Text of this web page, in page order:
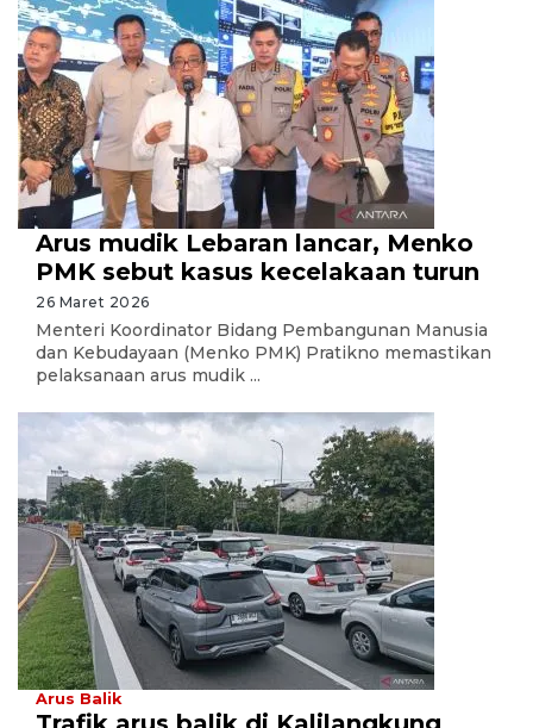
Arus mudik Lebaran lancar, Menko
PMK sebut kasus kecelakaan turun
26 Maret 2026
Menteri Koordinator Bidang Pembangunan Manusia
dan Kebudayaan (Menko PMK) Pratikno memastikan
pelaksanaan arus mudik ...
Arus Balik